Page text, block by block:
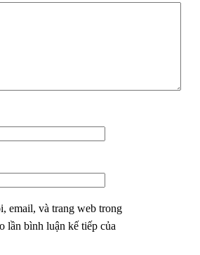
email, và trang web trong
lần bình luận kế tiếp của